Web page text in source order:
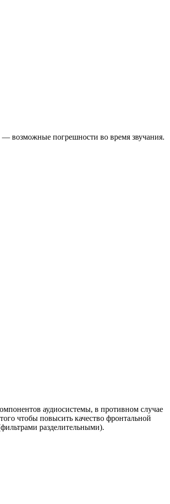
— возможные погрешности во время звучания.
аудиосистемы, в противном случае
чтобы повысить качество фронтальной
разделительными).